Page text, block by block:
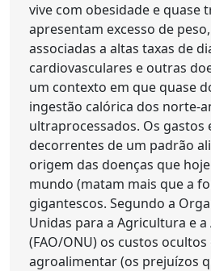
vive com obesidade e quase
apresentam excesso de
associadas a altas taxas de
cardiovasculares e outras
um contexto em que quase
ingestão calórica dos norte-
ultraprocessados. Os gastos
decorrentes de um padrão
origem das doenças que
mundo (matam mais que a
gigantescos. Segundo a
Unidas para a Agricultura e
(FAO/ONU) os custos
agroalimentar (os prejuízos